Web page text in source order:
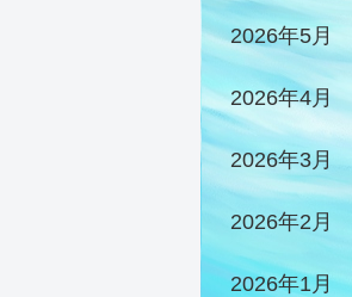
2026年5月
2026年4月
2026年3月
2026年2月
2026年1月